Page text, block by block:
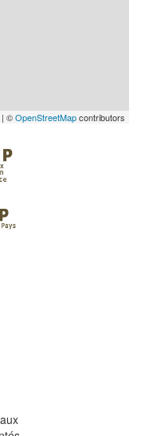
| ©OpenStreetMapcontributors